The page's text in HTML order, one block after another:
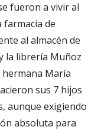
fueron a vivir al
farmacia de
al almacén de
la librería Muñoz
María
sus 7 hijos
aunque exigiendo
absoluta para